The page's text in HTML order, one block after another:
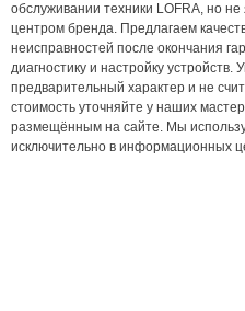
обслуживании техники LOFRA, но
центром бренда. Предлагаем
неисправностей после окончания
диагностику и настройку
предварительный характер и не
стоимость уточняйте у наших
размещённым на сайте. Мы
исключительно в информационных